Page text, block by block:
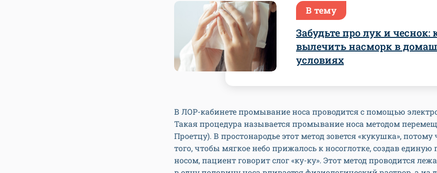
В тему
Забудьте про лук и чеснок:
вылечить насморк в
условиях
В ЛОР-кабинете промывание носа проводится с помощью
Такая процедура называется промывание носа методом
Проетцу). В простонародье этот метод зовется «кукушка», потому
того, чтобы мягкое небо прижалось к носоглотке, создав единую
носом, пациент говорит слог «ку-ку». Этот метод проводится